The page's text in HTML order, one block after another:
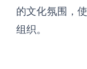
的文化氛围，
组织。